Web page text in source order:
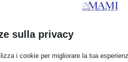
allattamento, genitorialità
lettura animata di “Alice
Erika Gallo.
dei colori”
sulla privacy
i cookie per migliorare la tua